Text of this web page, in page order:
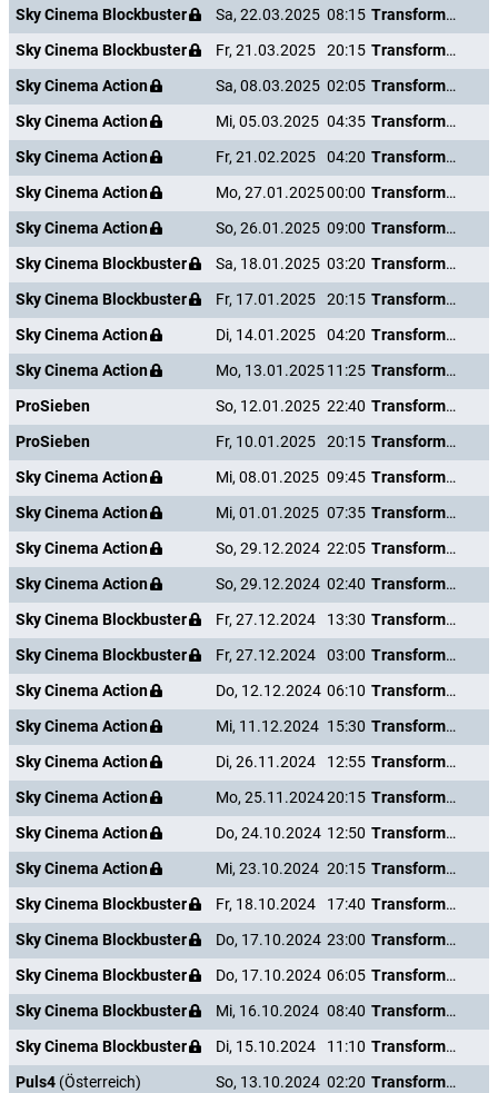
Sky Cinema Blockbuster Sa, 22.03.2025 08:15
Transformers: The Last Knight
Sky Cinema Blockbuster
Fr, 21.03.2025 20:15
Transformers: The Last Knight
Sky Cinema Action
Sa, 08.03.2025 02:05
Transformers: The Last Knight
Sky Cinema Action
Mi, 05.03.2025 04:35
Transformers: The Last Knight
Sky Cinema Action
Fr, 21.02.2025 04:20
Transformers: The Last Knight
Sky Cinema Action
Mo, 27.01.202500:00
Transformers: The Last Knight
Sky Cinema Action
So, 26.01.2025 09:00
Transformers: The Last Knight
Sky Cinema Blockbuster
Sa, 18.01.2025 03:20
Transformers: The Last Knight
Sky Cinema Blockbuster
Fr, 17.01.2025 20:15
Transformers: The Last Knight
Sky Cinema Action
Di, 14.01.2025 04:20
Transformers: The Last Knight
Sky Cinema Action
Mo, 13.01.202511:25
Transformers: The Last Knight
ProSieben
So, 12.01.2025 22:40
Transformers: The Last Knight
ProSieben
Fr, 10.01.2025 20:15
Transformers: The Last Knight
Sky Cinema Action
Mi, 08.01.2025 09:45
Transformers: The Last Knight
Sky Cinema Action
Mi, 01.01.2025 07:35
Transformers: The Last Knight
Sky Cinema Action
So, 29.12.2024 22:05
Transformers: The Last Knight
Sky Cinema Action
So, 29.12.2024 02:40
Transformers: The Last Knight
Sky Cinema Blockbuster
Fr, 27.12.2024 13:30
Transformers: The Last Knight
Sky Cinema Blockbuster
Fr, 27.12.2024 03:00
Transformers: The Last Knight
Sky Cinema Action
Do, 12.12.2024 06:10
Transformers: The Last Knight
Sky Cinema Action
Mi, 11.12.2024 15:30
Transformers: The Last Knight
Sky Cinema Action
Di, 26.11.2024 12:55
Transformers: The Last Knight
Sky Cinema Action
Mo, 25.11.202420:15
Transformers: The Last Knight
Sky Cinema Action
Do, 24.10.2024 12:50
Transformers: The Last Knight
Sky Cinema Action
Mi, 23.10.2024 20:15
Transformers: The Last Knight
Sky Cinema Blockbuster
Fr, 18.10.2024 17:40
Transformers: The Last Knight
Sky Cinema Blockbuster
Do, 17.10.2024 23:00
Transformers: The Last Knight
Sky Cinema Blockbuster
Do, 17.10.2024 06:05
Transformers: The Last Knight
Sky Cinema Blockbuster
Mi, 16.10.2024 08:40
Transformers: The Last Knight
Sky Cinema Blockbuster
Di, 15.10.2024 11:10
Transformers: The Last Knight
Puls4 (Österreich) So, 13.10.2024 02:20
Transformers: The Last Knight